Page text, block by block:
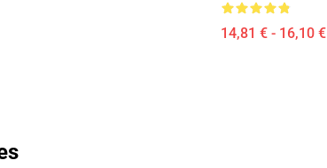
14,81 € - 16,10 €